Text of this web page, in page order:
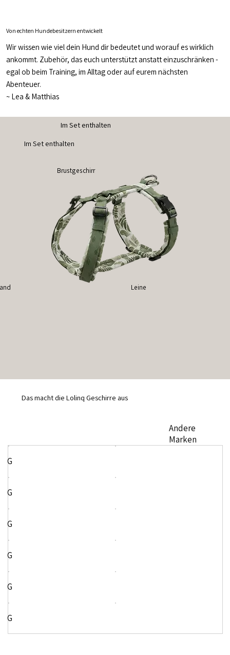
Von echten Hundebesitzern entwickelt
Wir wissen wie viel dein Hund dir bedeutet und worauf es wirklich
ankommt. Zubehör, das euch unterstützt anstatt einzuschränken -
egal ob beim Training, im Alltag oder auf eurem nächsten
Abenteuer.
~Lea & Matthias
Brustgeschirr
Im Set enthalten
Im Set enthalten
Leine
Das macht die Lolinq Geschirre aus
Andere
Marken
G
G
G
G
G
G